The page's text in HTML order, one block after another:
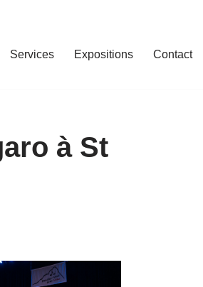
Services Expositions Contact
à St